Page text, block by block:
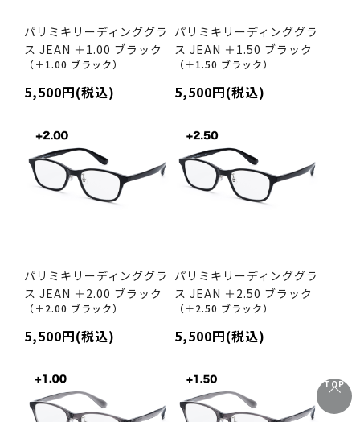
パリミキリーディンググラ
ス JEAN ＋1.00 ブラック
（＋1.00 ブラック）
5,500円(税込)
パリミキリーディンググラ
ス JEAN ＋1.50 ブラック
（＋1.50 ブラック）
5,500円(税込)
パリミキリーディンググラ
ス JEAN ＋2.00 ブラック
（＋2.00 ブラック）
5,500円(税込)
パリミキリーディンググラ
ス JEAN ＋2.50 ブラック
（＋2.50 ブラック）
5,500円(税込)
TOP